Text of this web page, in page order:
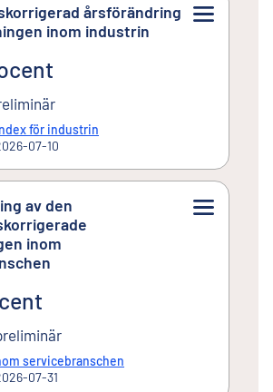
årsförändring
inom industrin
för industrin
07-10
av den
inom
servicebranschen
07-31